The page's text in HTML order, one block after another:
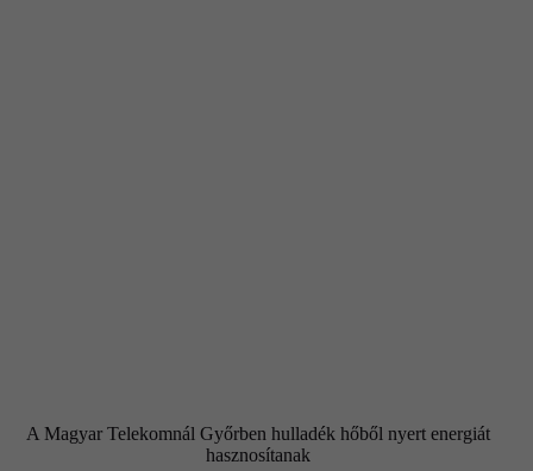
A Magyar Telekomnál Győrben hulladék hőből nyert energiát
hasznosítanak